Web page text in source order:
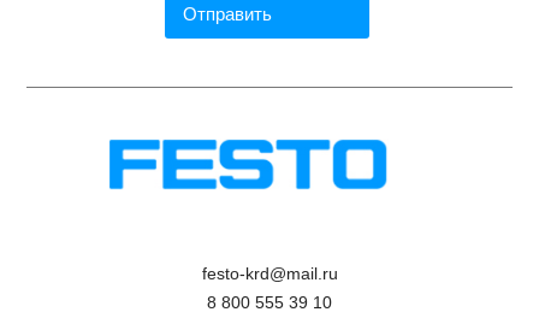
festo-krd@mail.ru
8 800 555 39 10